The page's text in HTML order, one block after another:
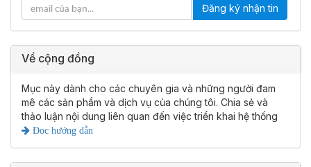
Đăng ký nhận tin
Về cộng đồng
Mục này dành cho các chuyên gia và những người đam
mê các sản phẩm và dịch vụ của chúng tôi. Chia sẻ và
thảo luận nội dung liên quan đến việc triển khai hệ thống
Đọc hướng dẫn